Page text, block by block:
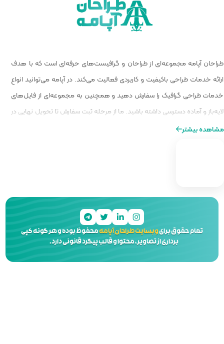
گرافیست‌های حرفه‌ای است که با هدف
می‌کند. در آپامه می‌توانید انواع
همچنین به مجموعه‌ای از فایل‌های
مرحله ثبت سفارش تا تحویل نهایی در
از طراحی را برایتان فراهم کنیم.
محفوظ بوده و هر گونه کپی
و قالب پیگرد قانونی دارد.